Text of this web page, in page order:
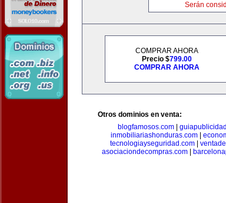
Serán
COMPRAR AHORA
Precio $799.00
COMPRAR AHORA
Otros dominios en venta:
blogfamosos.com
inmobiliariashonduras.com
tecnologiayseguridad.com|
asociaciondecompras.com|